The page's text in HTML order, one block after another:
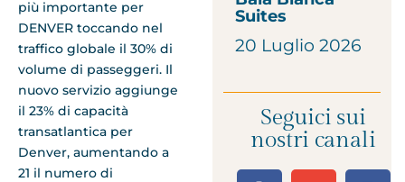
più importante per
DENVER toccando nel
traffico globale il 30% di
volume di passeggeri. Il
nuovo servizio aggiunge
il 23% di capacità
transatlantica per
Denver, aumentando a
21 il numero di
Suites
20 Luglio 2026
Seguici sui
nostri canali